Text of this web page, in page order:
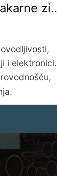
zice - Elektroleum
i elektronici.